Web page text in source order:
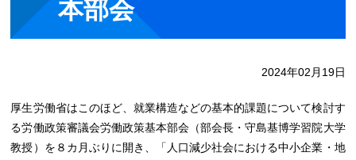
本部会
2024年02月19日
厚生労働省はこのほど、就業構造などの基本的課題について検討す
る労働政策審議会労働政策基本部会（部会長・守島基博学習院大学
教授）を８カ月ぶりに開き、「人口減少社会における中小企業・地